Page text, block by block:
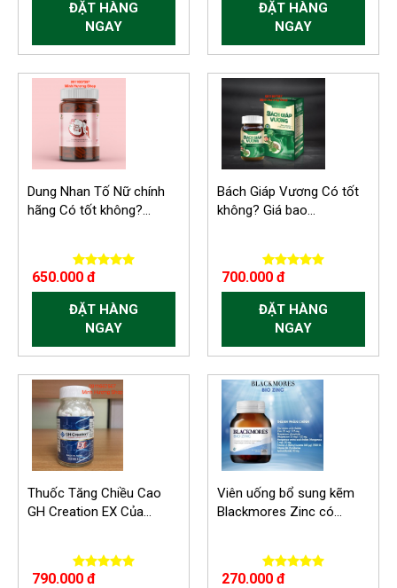
ĐẶT HÀNG
NGAY
ĐẶT HÀNG
NGAY
Dung Nhan Tố Nữ chính
hãng Có tốt không?...
650.000 đ
ĐẶT HÀNG
NGAY
Bách Giáp Vương Có tốt
không? Giá bao...
700.000 đ
ĐẶT HÀNG
NGAY
Thuốc Tăng Chiều Cao
GH Creation EX Của...
790.000 đ
Viên uống bổ sung kẽm
Blackmores Zinc có...
270.000 đ